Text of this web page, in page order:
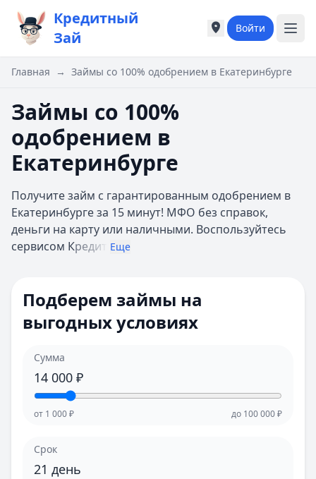
Кредитный
Зай
Города России
Москва
Барнаул
Белгород
Брянск
В
Ижевск
Иркутск
Города России
Москва
Барнаул
Белгород
Брянск
В
Ижевск
Иркутск
Войти
Главная → Займы со 100% одобрением в Екатеринбурге
Займы со 100%
одобрением в
Екатеринбурге
Получите займ с гарантированным одобрением в
Екатеринбурге за 15 минут! МФО без справок,
деньги на карту или наличными. Воспользуйтесь
сервисом Кредит Еще
Подберем займы на
выгодных условиях
Сумма
14 000 ₽
от 1 000₽ до 100 000₽
Срок
21 день